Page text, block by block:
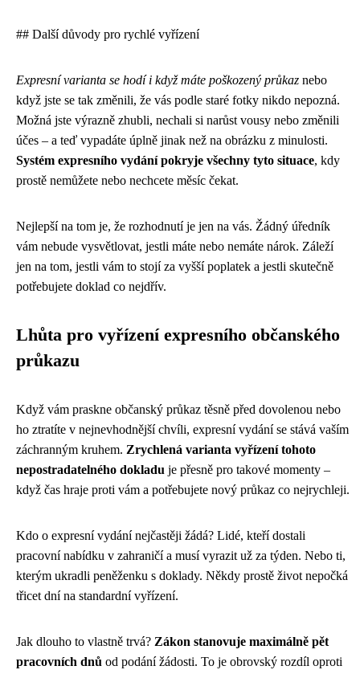
## Další důvody pro rychlé vyřízení
Expresní varianta se hodí i když máte poškozený průkaz nebo
když jste se tak změnili, že vás podle staré fotky nikdo nepozná.
Možná jste výrazně zhubli, nechali si narůst vousy nebo změnili
účes – a teď vypadáte úplně jinak než na obrázku z minulosti.
Systém expresního vydání pokryje všechny tyto situace, kdy
prostě nemůžete nebo nechcete měsíc čekat.
Nejlepší na tom je, že rozhodnutí je jen na vás. Žádný úředník
vám nebude vysvětlovat, jestli máte nebo nemáte nárok. Záleží
jen na tom, jestli vám to stojí za vyšší poplatek a jestli skutečně
potřebujete doklad co nejdřív.
Lhůta pro vyřízení expresního občanského
průkazu
Když vám praskne občanský průkaz těsně před dovolenou nebo
ho ztratíte v nejnevhodnější chvíli, expresní vydání se stává vaším
záchranným kruhem. Zrychlená varianta vyřízení tohoto
nepostradatelného dokladu je přesně pro takové momenty –
když čas hraje proti vám a potřebujete nový průkaz co nejrychleji.
Kdo o expresní vydání nejčastěji žádá? Lidé, kteří dostali
pracovní nabídku v zahraničí a musí vyrazit už za týden. Nebo ti,
kterým ukradli peněženku s doklady. Někdy prostě život nepočká
třicet dní na standardní vyřízení.
Jak dlouho to vlastně trvá? Zákon stanovuje maximálně pět
pracovních dnů od podání žádosti. To je obrovský rozdíl oproti